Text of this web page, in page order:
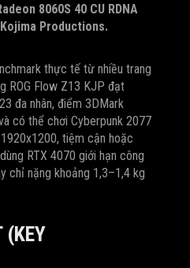
8060S 40 CU RDNA
Productions.
thực tế từ nhiều trang
ROG Flow Z13 KJP đạt
đa nhân, điểm 3DMark
có thể chơi Cyberpunk 2077
tiệm cận hoặc
RTX 4070 giới hạn công
chỉ nặng khoảng 1,3–1,4 kg
(KEY